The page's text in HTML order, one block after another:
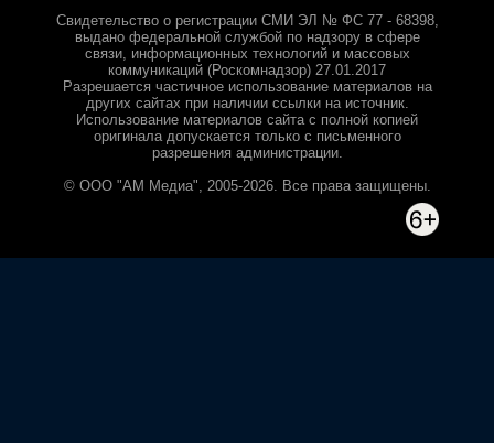
Свидетельство о регистрации СМИ ЭЛ № ФС 77 - 68398,
выдано федеральной службой по надзору в сфере
связи, информационных технологий и массовых
коммуникаций (Роскомнадзор) 27.01.2017
Разрешается частичное использование материалов на
других сайтах при наличии ссылки на источник.
Использование материалов сайта с полной копией
оригинала допускается только с письменного
разрешения администрации.
© ООО "АМ Медиа", 2005-2026. Все права защищены.